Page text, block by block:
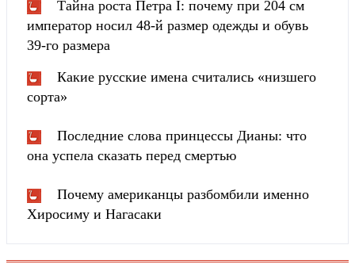
Тайна роста Петра I: почему при 204 см
император носил 48-й размер одежды и обувь
39-го размера
Какие русские имена считались «низшего
сорта»
Последние слова принцессы Дианы: что
она успела сказать перед смертью
Почему американцы разбомбили именно
Хиросиму и Нагасаки